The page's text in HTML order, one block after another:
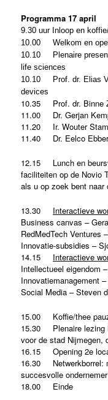
Programma 17 april
9.30 uur Inloop en
10.00 Welkom en
10.10 Plenaire
life sciences
10.10 Prof. dr. Elias
devices
10.35 Prof. dr. Binne
11.00 Dr. Gerjan
11.20 Ir. Wouter
11.40 Dr. Eelco
12.15 Lunch en
faciliteiten op de Novio
als u op zoek bent naar
13.30 Interactieve
Business canvas –
RedMedTech Ventures
Innovatie-subsidies –
14.15 Interactieve
Intellectueel eigendom
Innovatiemanagement
Social Media – Steven
15.00 Koffie/thee
15.30 Plenaire lezing
voor de stad Nijmegen,
16.15 Opening 2e
16.30 Netwerkborrel:
succesvolle
18.00 Einde